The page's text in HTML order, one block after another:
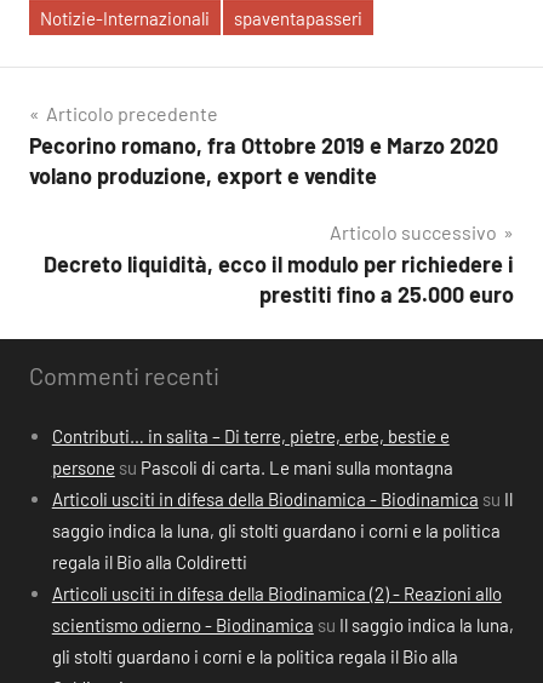
Notizie-Internazionali
spaventapasseri
Navigazione
articoli
Articolo precedente
Pecorino romano, fra Ottobre 2019 e Marzo 2020
volano produzione, export e vendite
Articolo successivo
Decreto liquidità, ecco il modulo per richiedere i
prestiti fino a 25.000 euro
Commenti recenti
Contributi… in salita – Di terre, pietre, erbe, bestie e
persone su Pascoli di carta. Le mani sulla montagna
Articoli usciti in difesa della Biodinamica - Biodinamica su Il
saggio indica la luna, gli stolti guardano i corni e la politica
regala il Bio alla Coldiretti
Articoli usciti in difesa della Biodinamica (2) - Reazioni allo
scientismo odierno - Biodinamica su Il saggio indica la luna,
gli stolti guardano i corni e la politica regala il Bio alla